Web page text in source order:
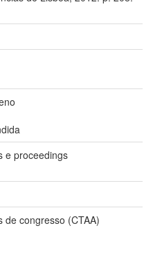
e proceedings
de congresso (CTAA)